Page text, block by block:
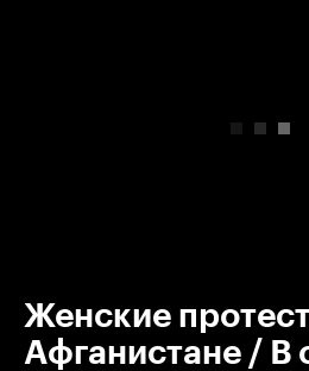
Женские
Афганистане / В